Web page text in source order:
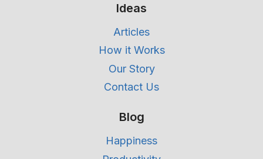
Ideas
Articles
How it Works
Our Story
Contact Us
Blog
Happiness